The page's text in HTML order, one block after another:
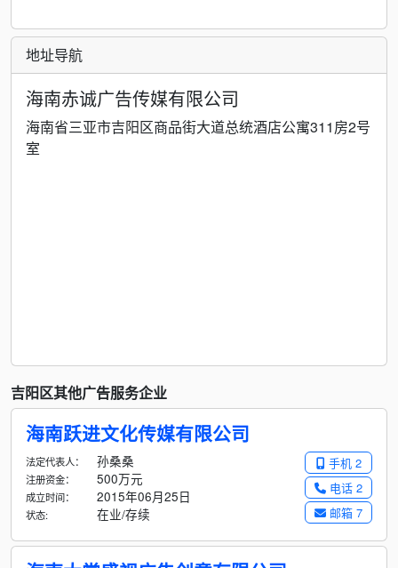
地址导航
海南赤诚广告传媒有限公司
海南省三亚市吉阳区商品街大道总统酒店公寓311房2号
室
吉阳区其他广告服务企业
海南跃进文化传媒有限公司
手机 2
电话 2
邮箱 7
法定代表人： 孙桑桑
注册资金： 500万元
成立时间： 2015年06月25日
状态: 在业/存续